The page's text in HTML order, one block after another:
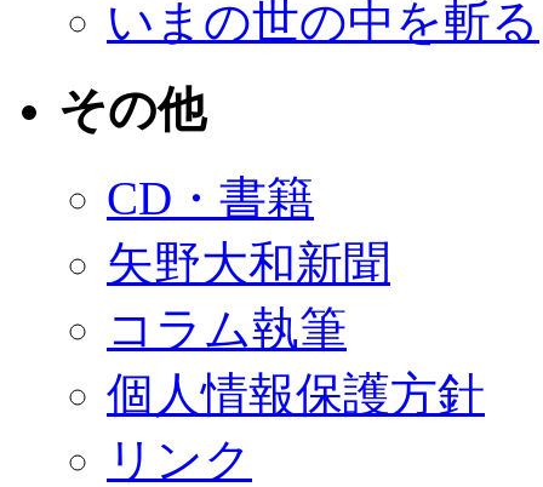
いまの世の中を斬る
その他
CD・書籍
矢野大和新聞
コラム執筆
個人情報保護方針
リンク